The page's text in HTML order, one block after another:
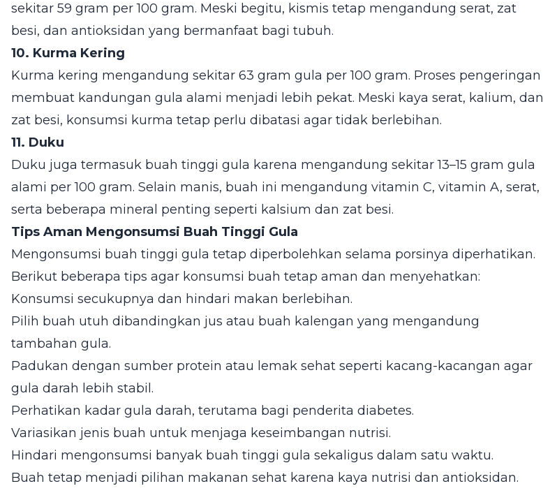
sekitar 59 gram per 100 gram. Meski begitu, kismis tetap mengandung serat, zat
besi, dan antioksidan yang bermanfaat bagi tubuh.
10. Kurma Kering
Kurma kering mengandung sekitar 63 gram gula per 100 gram. Proses pengeringan
membuat kandungan gula alami menjadi lebih pekat. Meski kaya serat, kalium, dan
zat besi, konsumsi kurma tetap perlu dibatasi agar tidak berlebihan.
11. Duku
Duku juga termasuk buah tinggi gula karena mengandung sekitar 13–15 gram gula
alami per 100 gram. Selain manis, buah ini mengandung vitamin C, vitamin A, serat,
serta beberapa mineral penting seperti kalsium dan zat besi.
Tips Aman Mengonsumsi Buah Tinggi Gula
Mengonsumsi buah tinggi gula tetap diperbolehkan selama porsinya diperhatikan.
Berikut beberapa tips agar konsumsi buah tetap aman dan menyehatkan:
Konsumsi secukupnya dan hindari makan berlebihan.
Pilih buah utuh dibandingkan jus atau buah kalengan yang mengandung
tambahan gula.
Padukan dengan sumber protein atau lemak sehat seperti kacang-kacangan agar
gula darah lebih stabil.
Perhatikan kadar gula darah, terutama bagi penderita diabetes.
Variasikan jenis buah untuk menjaga keseimbangan nutrisi.
Hindari mengonsumsi banyak buah tinggi gula sekaligus dalam satu waktu.
Buah tetap menjadi pilihan makanan sehat karena kaya nutrisi dan antioksidan.